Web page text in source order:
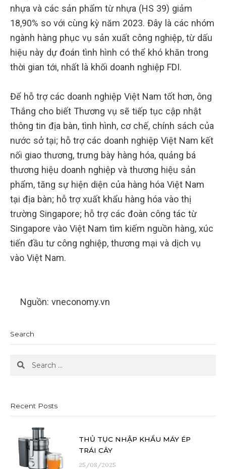
nhựa và các sản phẩm từ nhựa (HS 39) giảm
18,90% so với cùng kỳ năm 2023. Đây là các nhóm
ngành hàng phục vụ sản xuất công nghiệp, từ dấu
hiệu này dự đoán tình hình có thể khó khăn trong
thời gian tới, nhất là khối doanh nghiệp FDI.
Để hỗ trợ các doanh nghiệp Việt Nam tốt hơn, ông
Thắng cho biết Thương vụ sẽ tiếp tục cập nhật
thông tin địa bàn, tình hình, cơ chế, chính sách của
nước sở tại; hỗ trợ các doanh nghiệp Việt Nam kết
nối giao thương, trưng bày hàng hóa, quảng bá
thương hiệu doanh nghiệp và thương hiệu sản
phẩm, tăng sự hiện diện của hàng hóa Việt Nam
tại địa bàn; hỗ trợ xuất khẩu hàng hóa vào thị
trường Singapore; hỗ trợ các đoàn công tác từ
Singapore vào Việt Nam tìm kiếm nguồn hàng, xúc
tiến đầu tư công nghiệp, thương mại và dịch vụ
vào Việt Nam.
Nguồn: vneconomy.vn
Search
Search
Recent Posts
THỦ TỤC NHẬP KHẨU MÁY ÉP
TRÁI CÂY
25/08/2025